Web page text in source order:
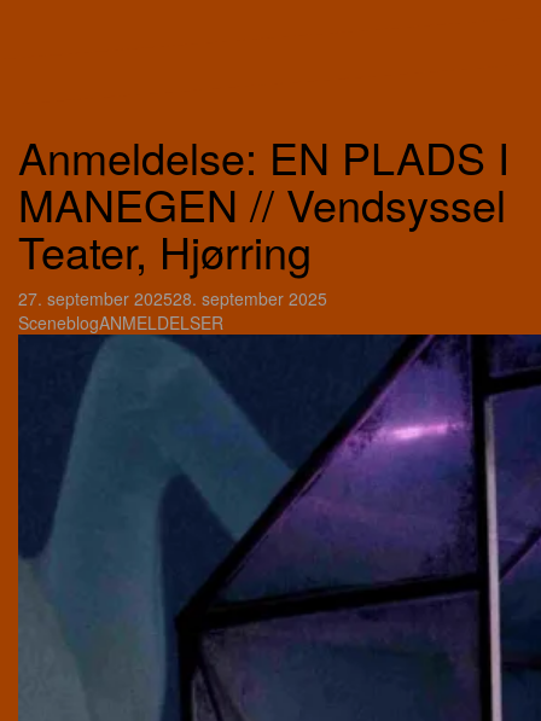
Anmeldelse: EN PLADS I
MANEGEN // Vendsyssel
Teater, Hjørring
27. september 202528. september 2025
SceneblogANMELDELSER